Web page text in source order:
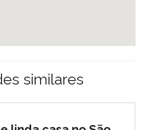
similares